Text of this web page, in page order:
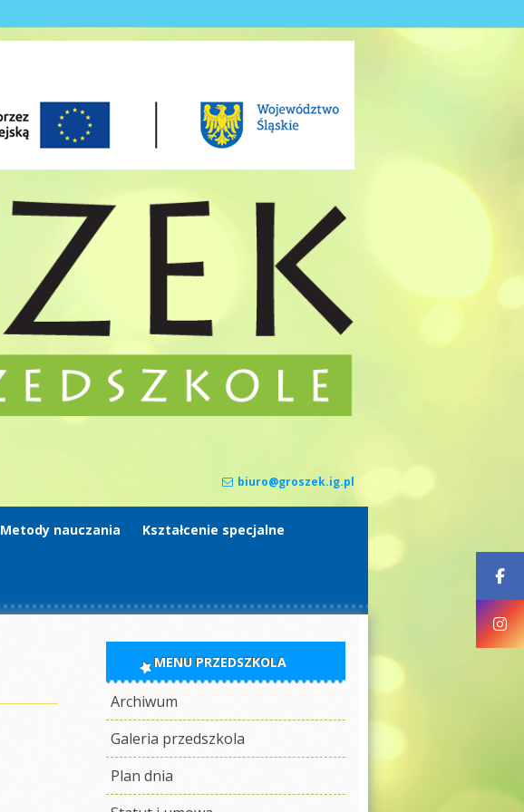
biuro@groszek.ig.pl
Metody nauczania Kształcenie specjalne
MENU PRZEDSZKOLA
Archiwum
Galeria przedszkola
Plan dnia